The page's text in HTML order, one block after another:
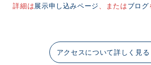
詳細は展示申し込みページ 、またはブログ
アクセスについて詳しく見る